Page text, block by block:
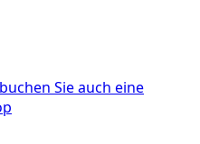
Sie auch eine